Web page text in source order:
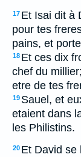
17 Et Isai dit à
pour tes
pains, et
18 Et ces dix
chef du
etre de tes
19 Sauel, et
etaient dans
les Philistins.
20 Et David se